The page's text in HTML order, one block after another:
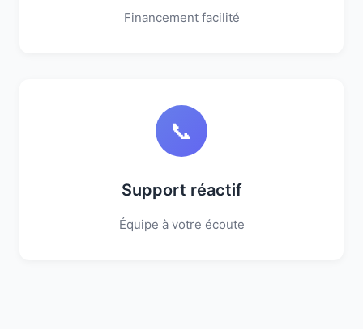
Financement facilité
📞
Support réactif
Équipe à votre écoute